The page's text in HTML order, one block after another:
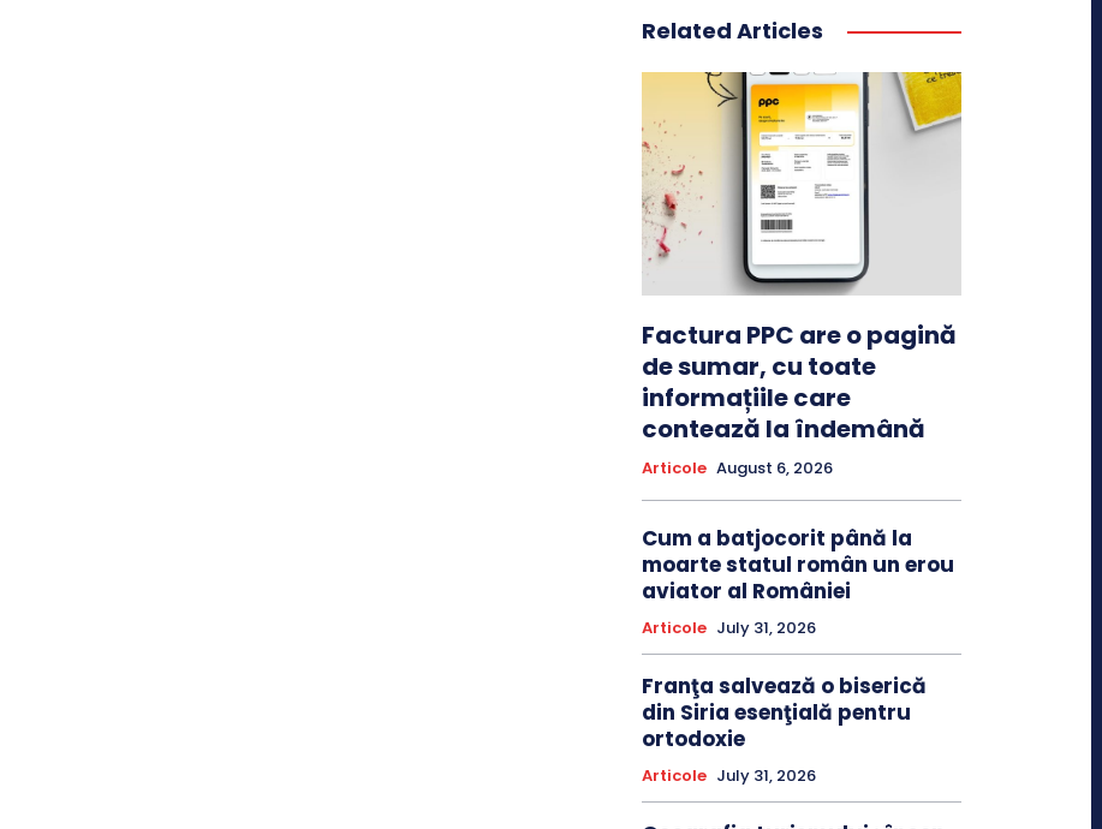
Related Articles
Factura PPC are o pagină
de sumar, cu toate
informațiile care
contează la îndemână
Articole August 6, 2026
Cum a batjocorit până la
moarte statul român un erou
aviator al României
Articole July 31, 2026
Franţa salvează o biserică
din Siria esenţială pentru
ortodoxie
Articole July 31, 2026